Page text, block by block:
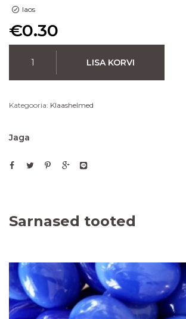
laos
€0.30
LISA KORVI
Kategooria: Klaashelmed
Jaga
Sarnased tooted